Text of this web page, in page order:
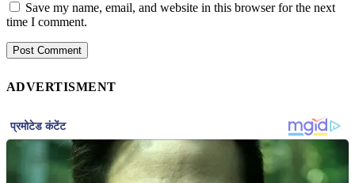
Save my name, email, and website in this browser for the next
time I comment.
ADVERTISMENT